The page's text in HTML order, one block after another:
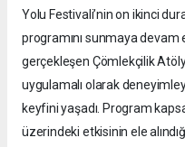
Yolu Festivali’nin on ikinci
programını sunmaya devam
gerçekleşen Çömlekçilik
uygulamalı olarak
keyfini yaşadı. Program
üzerindeki etkisinin ele